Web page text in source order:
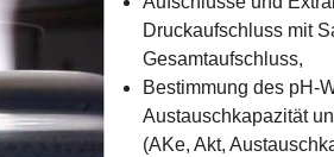
Druckaufschluss mit
Gesamtaufschluss,
Bestimmung des pH-
Austauschkapazität
(AKe, Akt,